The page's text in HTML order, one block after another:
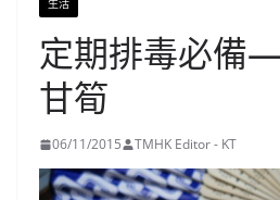
生活
定期排毒必備
甘筍
06/11/2015 TMHK Editor - KT